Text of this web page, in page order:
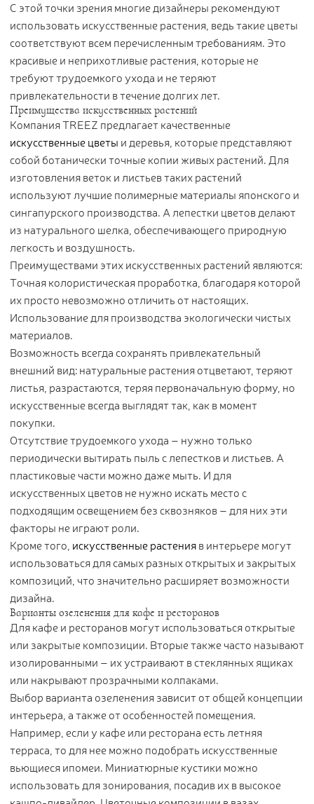
С этой точки зрения многие дизайнеры рекомендуют
использовать искусственные растения, ведь такие цветы
соответствуют всем перечисленным требованиям. Это
красивые и неприхотливые растения, которые не
требуют трудоемкого ухода и не теряют
привлекательности в течение долгих лет.
Преимущества искусственных растений
Компания TREEZ предлагает качественные
искусственные цветы и деревья, которые представляют
собой ботанически точные копии живых растений. Для
изготовления веток и листьев таких растений
используют лучшие полимерные материалы японского и
сингапурского производства. А лепестки цветов делают
из натурального шелка, обеспечивающего природную
легкость и воздушность.
Преимуществами этих искусственных растений являются:
Точная колористическая проработка, благодаря которой
их просто невозможно отличить от настоящих.
Использование для производства экологически чистых
материалов.
Возможность всегда сохранять привлекательный
внешний вид: натуральные растения отцветают, теряют
листья, разрастаются, теряя первоначальную форму, но
искусственные всегда выглядят так, как в момент
покупки.
Отсутствие трудоемкого ухода – нужно только
периодически вытирать пыль с лепестков и листьев. А
пластиковые части можно даже мыть. И для
искусственных цветов не нужно искать место с
подходящим освещением без сквозняков – для них эти
факторы не играют роли.
Кроме того, искусственные растенияв интерьере могут
использоваться для самых разных открытых и закрытых
композиций, что значительно расширяет возможности
дизайна.
Варианты озеленения для кафе и ресторанов
Для кафе и ресторанов могут использоваться открытые
или закрытые композиции. Вторые также часто называют
изолированными – их устраивают в стеклянных ящиках
или накрывают прозрачными колпаками.
Выбор варианта озеленения зависит от общей концепции
интерьера, а также от особенностей помещения.
Например, если у кафе или ресторана есть летняя
терраса, то для нее можно подобрать искусственные
вьющиеся ипомеи. Миниатюрные кустики можно
использовать для зонирования, посадив их в высокое